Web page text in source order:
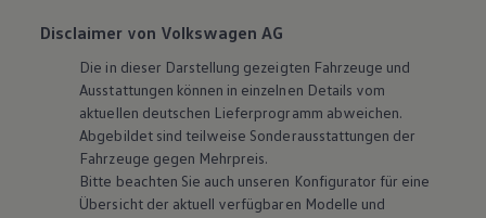
Disclaimer von Volkswagen AG
Die in dieser Darstellung gezeigten Fahrzeuge und
Ausstattungen können in einzelnen Details vom
aktuellen deutschen Lieferprogramm abweichen.
Abgebildet sind teilweise Sonderausstattungen der
Fahrzeuge gegen Mehrpreis.
Bitte beachten Sie auch unseren Konfigurator für eine
Übersicht der aktuell verfügbaren Modelle und